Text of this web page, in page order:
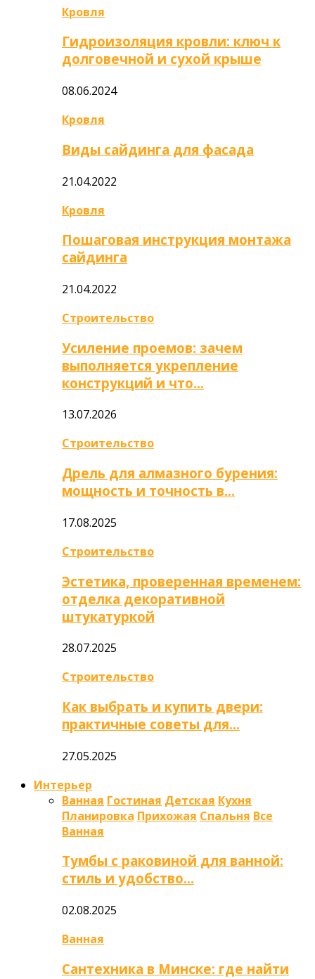
Кровля
Гидроизоляция кровли: ключ к
долговечной и сухой крыше
08.06.2024
Кровля
Виды сайдинга для фасада
21.04.2022
Кровля
Пошаговая инструкция монтажа
сайдинга
21.04.2022
Строительство
Усиление проемов: зачем
выполняется укрепление
конструкций и что…
13.07.2026
Строительство
Дрель для алмазного бурения:
мощность и точность в…
17.08.2025
Строительство
Эстетика, проверенная временем:
отделка декоративной
штукатуркой
28.07.2025
Строительство
Как выбрать и купить двери:
практичные советы для…
27.05.2025
Интерьер
Ванная Гостиная Детская Кухня
Планировка Прихожая Спальня Все
Ванная
Тумбы с раковиной для ванной:
стиль и удобство…
02.08.2025
Ванная
Сантехника в Минске: где найти